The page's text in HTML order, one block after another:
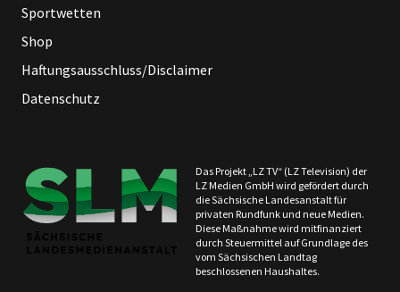
Sportwetten
Shop
Haftungsausschluss/Disclaimer
Datenschutz
Das Projekt „LZ TV“ (LZ Television) der
LZ Medien GmbH wird gefördert durch
die Sächsische Landesanstalt für
privaten Rundfunk und neue Medien.
Diese Maßnahme wird mitfinanziert
durch Steuermittel auf Grundlage des
vom Sächsischen Landtag
beschlossenen Haushaltes.